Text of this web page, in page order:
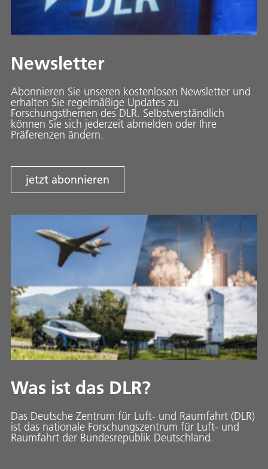
Newsletter
Abonnieren Sie unseren kostenlosen Newsletter und
erhalten Sie regelmäßige Updates zu
Forschungsthemen des DLR. Selbstverständlich
können Sie sich jederzeit abmelden oder Ihre
Präferenzen ändern.
jetzt abonnieren
Was ist das DLR?
Das Deutsche Zentrum für Luft- und Raumfahrt (DLR)
ist das nationale Forschungszentrum für Luft- und
Raumfahrt der Bundesrepublik Deutschland.